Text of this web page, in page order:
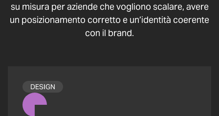
su misura per aziende che vogliono scalare, avere
un posizionamento corretto e un’identità coerente
con il brand.
DESIGN